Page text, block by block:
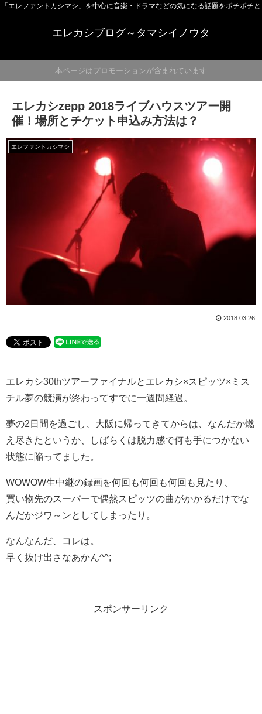
「エレファントカシマシ」を中心に音楽・ドラマなどの気になる話題をボチボチと
エレカシブログ～タマシイノウタ
本ページはプロモーションが含まれています
エレカシzepp 2018ライブハウスツアー開
催！場所とチケット申込み方法は？
エレファントカシマシ
2018.03.26
エレカシ30thツアーファイナルとエレカシ×スピッツ×ミス
チル夢の競演が終わってすでに一週間経過。
夢の2日間を過ごし、大阪に帰ってきてからは、なんだか燃
え尽きたというか、しばらくは脱力感で何も手につかない
状態に陥ってました。
WOWOW生中継の録画を何回も何回も何回も見たり、
買い物先のスーパーで偶然スピッツの曲がかかるだけでな
んだかジワ～ンとしてしまったり。
なんなんだ、コレは。
早く抜け出さなあかん^^;
スポンサーリンク